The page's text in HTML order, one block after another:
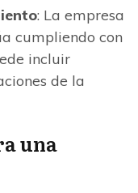
: La empresa
cumpliendo con
incluir
de la
una